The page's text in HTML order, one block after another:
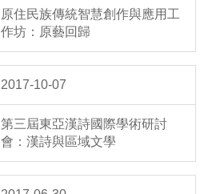
原住民族傳統智慧創作與應用工
作坊：原藝回歸
2017-10-07
第三屆東亞漢詩國際學術研討
會：漢詩與區域文學